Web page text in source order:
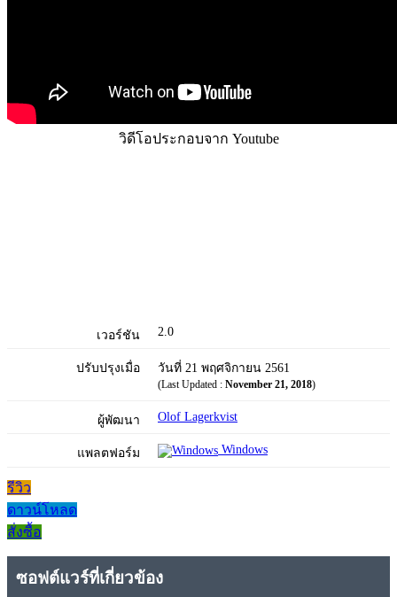
วิดีโอประกอบจาก Youtube
เวอร์ชัน 2.0
ปรับปรุงเมื่อ วันที่ 21 พฤศจิกายน 2561
(Last Updated : November 21, 2018)
ผู้พัฒนา Olof Lagerkvist
แพลตฟอร์ม Windows
รีวิว
ดาวน์โหลด
สั่งซื้อ
ซอฟต์แวร์ที่เกี่ยวข้อง